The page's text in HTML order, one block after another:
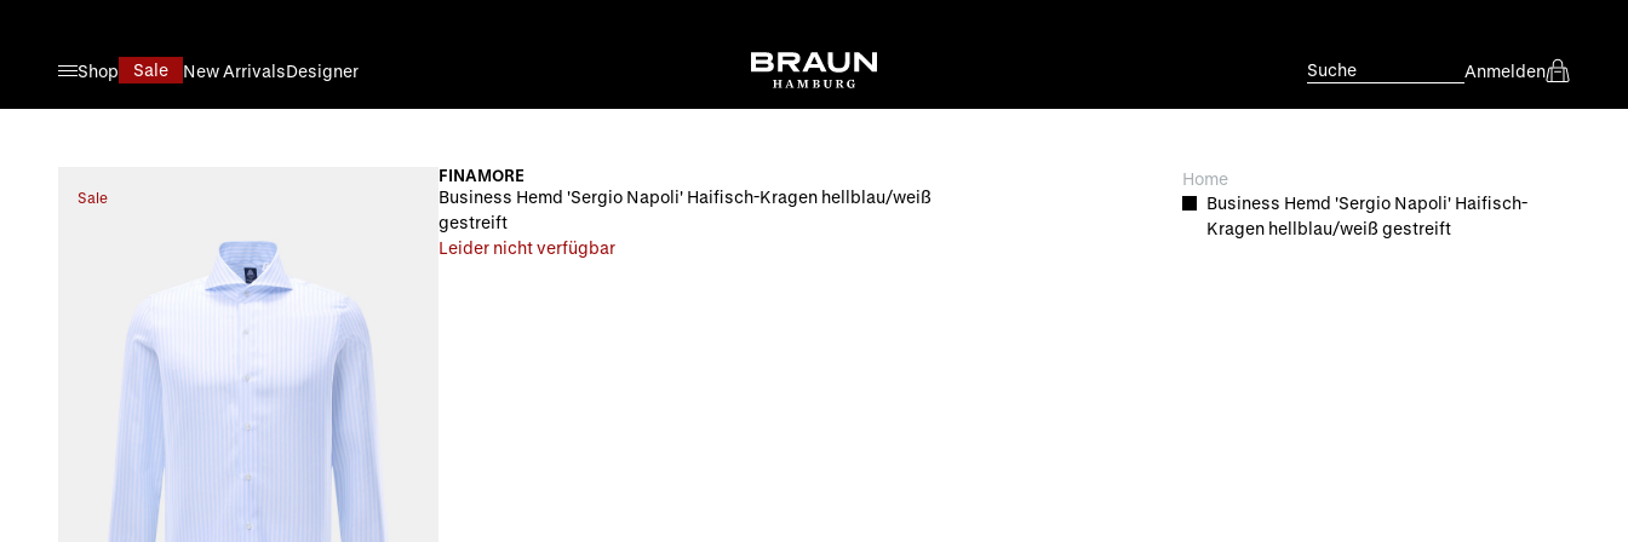
Shop
Sale New ArrivalsDesigner Suche Anmelden
Sale
FINAMORE
Business Hemd 'Sergio Napoli' Haifisch-Kragen hellblau/weiß
gestreift
Leider nicht verfügbar
Home
Business Hemd 'Sergio Napoli' Haifisch-
Kragen hellblau/weiß gestreift